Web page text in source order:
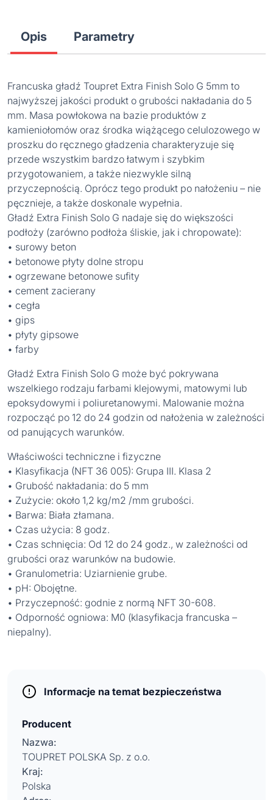
Opis Parametry
Francuska gładź Toupret Extra Finish Solo G 5mm to
najwyższej jakości produkt o grubości nakładania do 5
mm. Masa powłokowa na bazie produktów z
kamieniołomów oraz środka wiążącego celulozowego w
proszku do ręcznego gładzenia charakteryzuje się
przede wszystkim bardzo łatwym i szybkim
przygotowaniem, a także niezwykle silną
przyczepnością. Oprócz tego produkt po nałożeniu – nie
pęcznieje, a także doskonale wypełnia.
Gładź Extra Finish Solo G nadaje się do większości
podłoży (zarówno podłoża śliskie, jak i chropowate):
• surowy beton
• betonowe płyty dolne stropu
• ogrzewane betonowe sufity
• cement zacierany
• cegła
• gips
• płyty gipsowe
• farby
Gładź Extra Finish Solo G może być pokrywana
wszelkiego rodzaju farbami klejowymi, matowymi lub
epoksydowymi i poliuretanowymi. Malowanie można
rozpocząć po 12 do 24 godzin od nałożenia w zależności
od panujących warunków.
Właściwości techniczne i fizyczne
• Klasyfikacja (NFT 36 005): Grupa III. Klasa 2
• Grubość nakładania: do 5 mm
• Zużycie: około 1,2 kg/m2 /mm grubości.
• Barwa: Biała złamana.
• Czas użycia: 8 godz.
• Czas schnięcia: Od 12 do 24 godz., w zależności od
grubości oraz warunków na budowie.
• Granulometria: Uziarnienie grube.
• pH: Obojętne.
• Przyczepność: godnie z normą NFT 30-608.
• Odporność ogniowa: M0 (klasyfikacja francuska –
niepalny).
Informacje na temat bezpieczeństwa
Producent
Nazwa:
TOUPRET POLSKA Sp. z o.o.
Kraj:
Polska